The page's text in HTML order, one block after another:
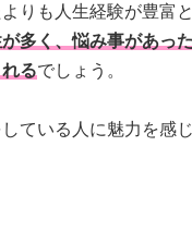
りも人生経験が豊富
多く、悩み事があっ
るでしょう。
ている人に魅力を感